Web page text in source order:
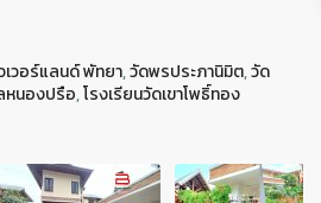
เวอร์แลนด์ พัทยา,วัดพรประภานิมิต,วัด
หนองปรือ,โรงเรียนวัดเขาโพธิ์ทอง